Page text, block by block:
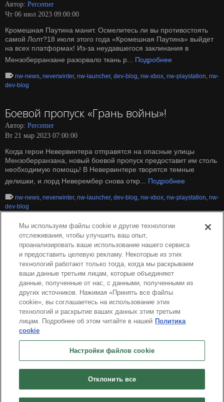
Автор: Percemer
Чт 06 июл 2023 09:00:00
Кромешная Паутина манит. Осмелитесь ли вы противостоять
самой Лолт?18 июля этого года «Кромешная Паутина» выйдет
на всех платформах! Из-за неудавшегося заклинания в
Мензоберранзане разорвало ткань р... Подробнее
nw-news, neverwinter, nw-launcher, dev-blog, nw-xbox, nw-playstation, nw-
dev-blog
Боевой пропуск «Грань войны»!
Автор: Percemer
Вт 21 мар 2023 07:00:00
Когда герои Невервинтера отправятся на опасные улицы
Мензоберранзана, новый боевой пропуск предоставит им столь
необходимую помощь! В Невервинтере творятся темные
делишки, и лорд Неверембер снова откр... Подробнее
nw-news, neverwinter, nw-launcher, dev-blog, nw-xbox, nw-playstation, nw-
dev-blog
Настройки файлов cookie
Не продавайте и не распространяйте мою персональную информацию
Мы используем файлы cookie и другие технологии
отслеживания, чтобы улучшить ваш опыт,
проанализировать ваше использование нашего сервиса
и предоставить целевую рекламу. Некоторые из этих
технологий работают только тогда, когда мы раскрываем
ваши данные третьим лицам, которые объединяют
данные, полученные от нас, с данными, полученными из
других источников. Нажимая «Принять все файлы
cookie», вы соглашаетесь на использование этих
технологий и раскрытие ваших данных этим третьим
лицам. Подробнее об этом читайте в нашей Политика
cookie
Настройки файлов cookie
Отклонить все